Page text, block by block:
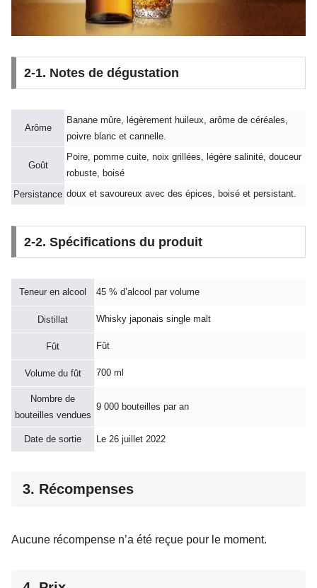
2-1. Notes de dégustation
Arôme
Banane mûre, légèrement huileux, arôme de céréales,
poivre blanc et cannelle.
Goût
Poire, pomme cuite, noix grillées, légère salinité, douceur
robuste, boisé
Persistance doux et savoureux avec des épices, boisé et persistant.
2-2. Spécifications du produit
Teneur en alcool 45 % d’alcool par volume
Distillat Whisky japonais single malt
Fût Fût
Volume du fût 700 ml
Nombre de
bouteilles vendues
9 000 bouteilles par an
Date de sortie Le 26 juillet 2022
3. Récompenses
Aucune récompense n’a été reçue pour le moment.